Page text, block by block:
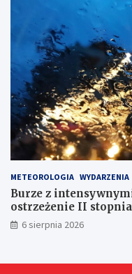
METEOROLOGIA WYDARZENIA
Burze z
ostrzeżenie II
6 sierpnia 2026